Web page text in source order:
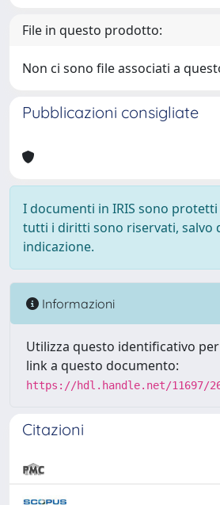
File in questo prodotto:
Non ci sono file associati a
Pubblicazioni consigliate
I documenti in IRIS sono
tutti i diritti sono riservati, salvo
indicazione.
Informazioni
Utilizza questo identificativo
link a questo documento:
https://hdl.handle.net/11697/
Citazioni